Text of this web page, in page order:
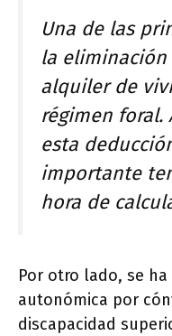
Una de las
la
alquiler de
régimen foral.
esta
importante
hora de
Por otro lado, se
autonómica por
discapacidad